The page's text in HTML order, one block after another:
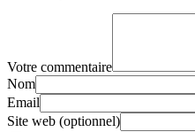
Votre commentaire
Nom
Email
Site web (optionnel)